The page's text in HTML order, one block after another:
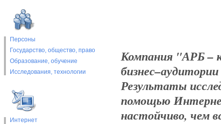
Персоны
Государство, общество, право
Образование, обучение
Исследования, технологии
Интернет
Компания "АРБ –
Результаты
помощью
настойчиво, чем